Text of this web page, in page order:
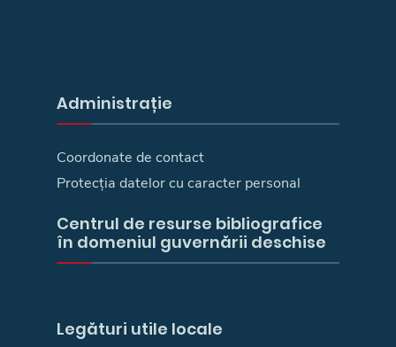
Administrație
Coordonate de contact
Protecția datelor cu caracter personal
Centrul de resurse bibliografice
în domeniul guvernării deschise
Legături utile locale